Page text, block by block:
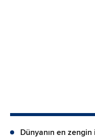
Dünyanın en